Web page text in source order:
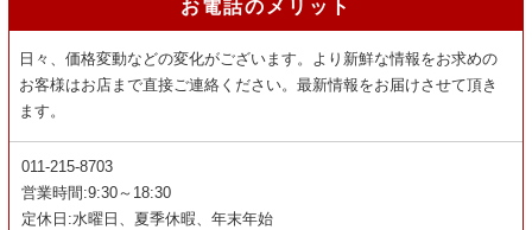
お電話のメリット
日々、価格変動などの変化がございます。より新鮮な情報をお求めの
お客様はお店まで直接ご連絡ください。最新情報をお届けさせて頂き
ます。
011-215-8703
営業時間:9:30～18:30
定休日:水曜日、夏季休暇、年末年始